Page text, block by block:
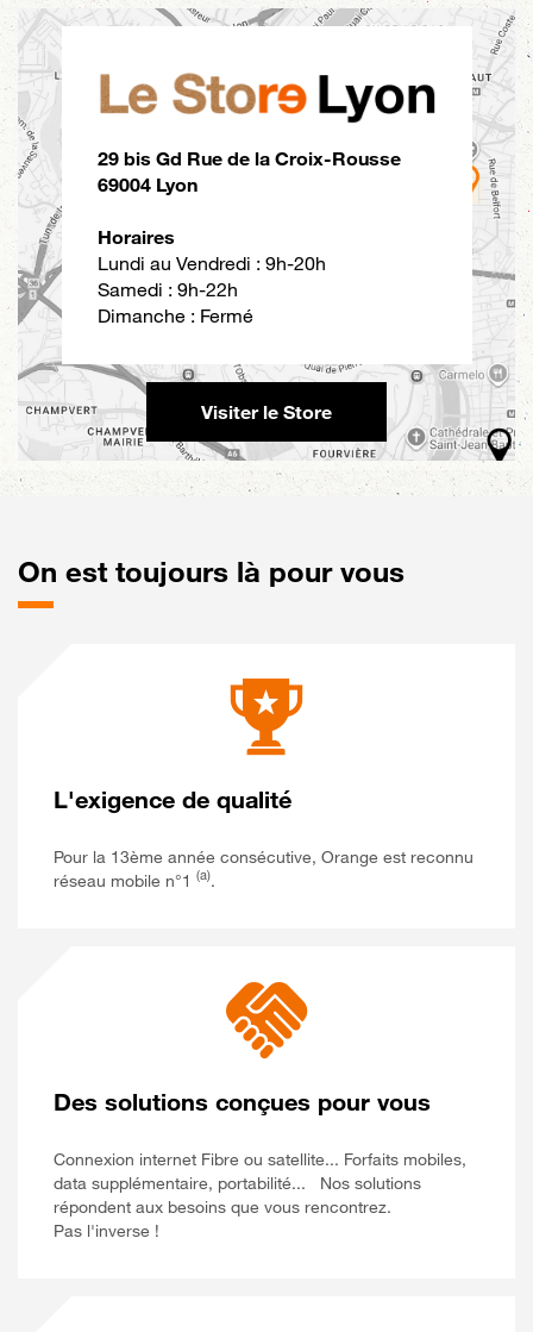
29 bis Gd Rue de la Croix-Rousse
69004 Lyon
Horaires
Lundi au Vendredi : 9h-20h
Samedi : 9h-22h
Dimanche : Fermé
Visiter le Store
On est toujours là pour vous
L'exigence de qualité
Pour la 13ème année consécutive, Orange est reconnu
réseau mobile n°1 (a).
Des solutions conçues pour vous
Connexion internet Fibre ou satellite... Forfaits mobiles,
data supplémentaire, portabilité... Nos solutions
répondent aux besoins que vous rencontrez.
Pas l'inverse !